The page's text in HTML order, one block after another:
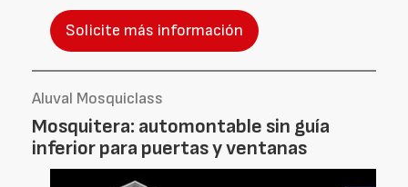
Solicite más información
Aluval Mosquiclass
Mosquitera: automontable sin guía
inferior para puertas y ventanas